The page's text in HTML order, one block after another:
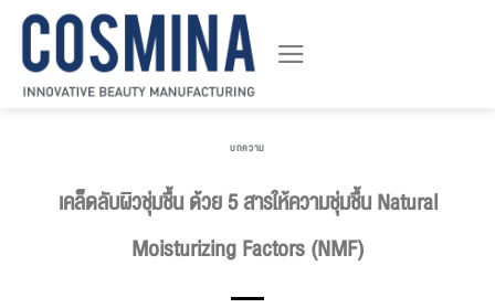
บทความ
เคล็ดลับผิวชุ่มชื้น ด้วย 5 สารให้ความชุ่มชื้น Natural
Moisturizing Factors (NMF)